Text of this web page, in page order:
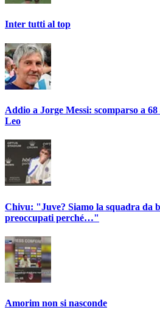
Inter tutti al top
Addio a Jorge Messi: scomparso a
Leo
Chivu: "Juve? Siamo la squadra da
preoccupati perché…"
Amorim non si nasconde